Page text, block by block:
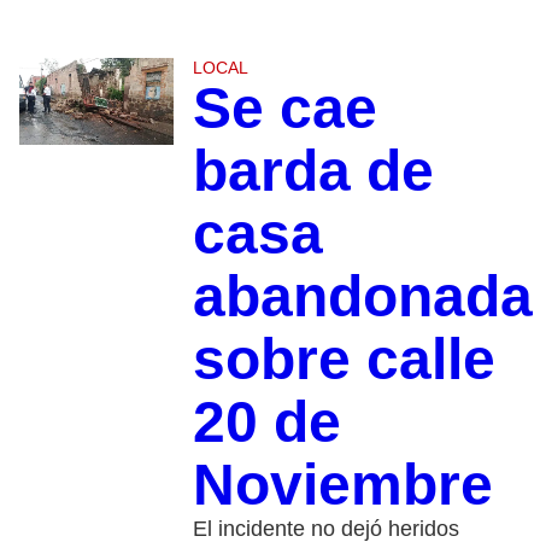
LOCAL
Se cae
barda de
casa
abandonada
sobre calle
20 de
Noviembre
El incidente no dejó heridos